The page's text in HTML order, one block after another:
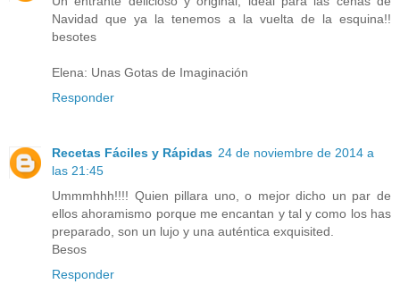
Navidad que ya la tenemos a la vuelta de la esquina!!
besotes
Elena: Unas Gotas de Imaginación
Responder
Recetas Fáciles y Rápidas 24 de noviembre de 2014 a
las 21:45
Ummmhhh!!!! Quien pillara uno, o mejor dicho un par de
ellos ahoramismo porque me encantan y tal y como los has
preparado, son un lujo y una auténtica exquisited.
Besos
Responder